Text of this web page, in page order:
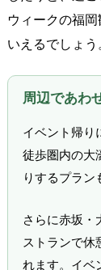
ウィークの福
いえるでしょう
周辺であわ
イベント帰り
徒歩圏内の大
りするプラン
さらに赤坂・
ストランで休
れます。イベ